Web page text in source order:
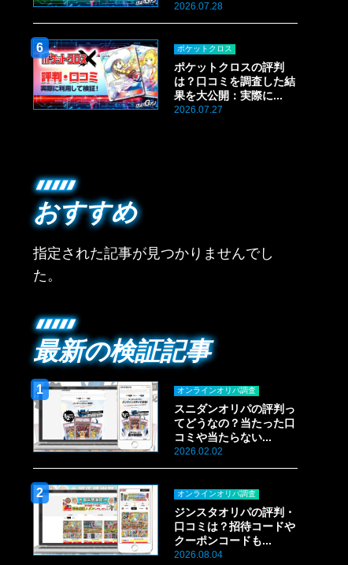
2026.07.28
ポケットクロス
ポケットクロスの評判
は？口コミを調査した結
果を大公開：実際に...
2026.07.27
おすすめ
指定された記事が見つかりませんでし
た。
最新の検証記事
オンラインオリパ調査
スニダンオリパの評判っ
てどうなの？当たった口
コミや当たらない...
2026.02.02
オンラインオリパ調査
ジンスタオリパの評判・
口コミは？招待コードや
クーポンコードも...
2026.08.04